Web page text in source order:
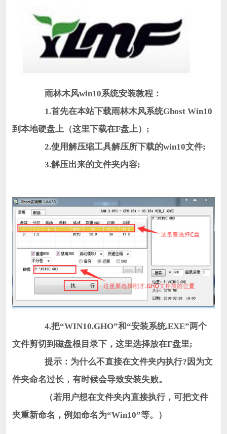
雨林木风win10系统安装教程：
1.首先在本站下载雨林木风系统Ghost Win10
到本地硬盘上（这里下载在F盘上）;
2.使用解压缩工具解压所下载的win10文件;
3.解压出来的文件夹内容;
4.把“WIN10.GHO”和“安装系统.EXE”两个
文件剪切到磁盘根目录下，这里选择放在F盘里;
提示：为什么不直接在文件夹内执行?因为文
件夹命名过长，有时候会导致安装失败。
（若用户想在文件夹内直接执行，可把文件
夹重新命名，例如命名为“Win10”等。）